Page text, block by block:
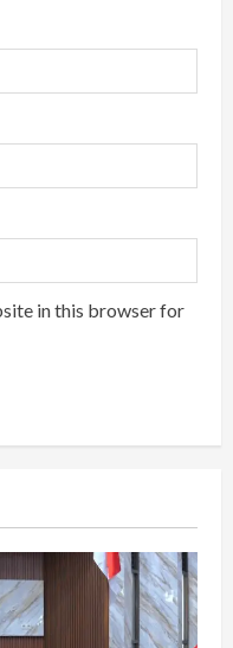
in this browser for